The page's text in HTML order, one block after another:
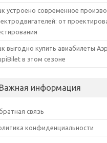
устроено современное
от
выгодно купить авиабилеты
в этом сезоне
Важная информация
связь
конфиденциальности